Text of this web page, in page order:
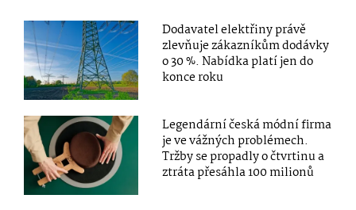
Dodavatel elektřiny právě
zlevňuje zákazníkům dodávky
o 30 %. Nabídka platí jen do
konce roku
Legendární česká módní firma
je ve vážných problémech.
Tržby se propadly o čtvrtinu a
ztráta přesáhla 100 milionů